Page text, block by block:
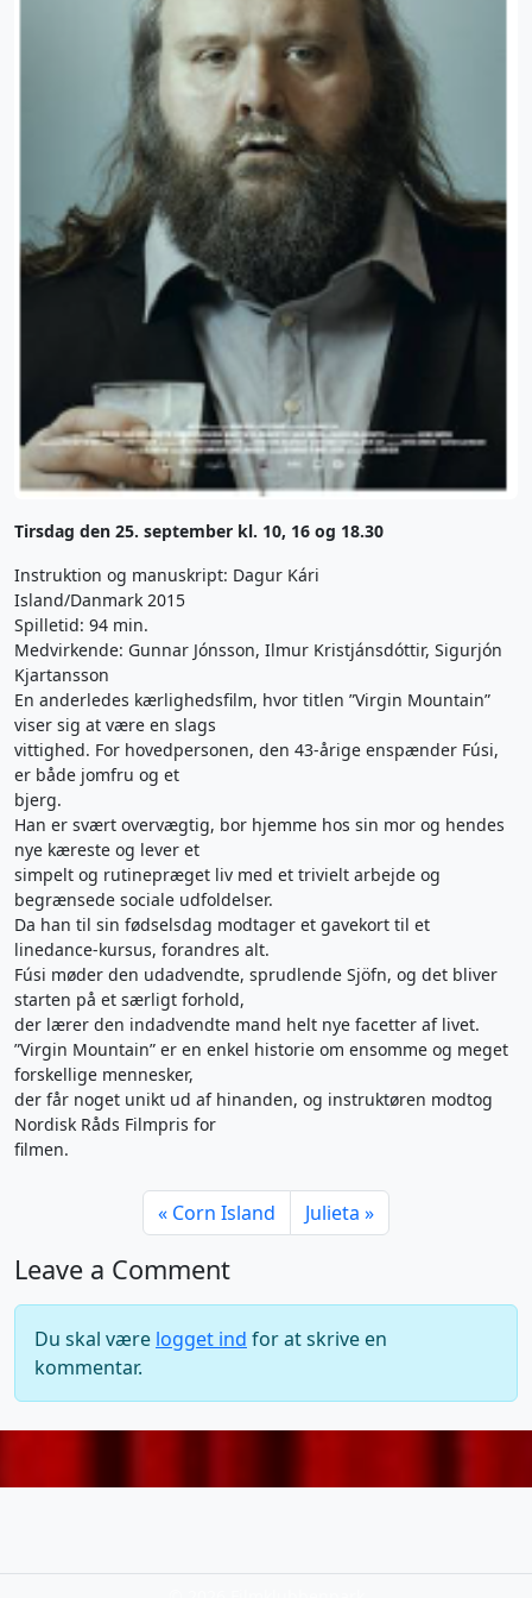
Tirsdag den 25. september kl. 10, 16 og 18.30
Instruktion og manuskript: Dagur Kári
Island/Danmark 2015
Spilletid: 94 min.
Medvirkende: Gunnar Jónsson, Ilmur Kristjánsdóttir, Sigurjón
Kjartansson
En anderledes kærlighedsfilm, hvor titlen ”Virgin Mountain”
viser sig at være en slags
vittighed. For hovedpersonen, den 43-årige enspænder Fúsi,
er både jomfru og et
bjerg.
Han er svært overvægtig, bor hjemme hos sin mor og hendes
nye kæreste og lever et
simpelt og rutinepræget liv med et trivielt arbejde og
begrænsede sociale udfoldelser.
Da han til sin fødselsdag modtager et gavekort til et
linedance-kursus, forandres alt.
Fúsi møder den udadvendte, sprudlende Sjöfn, og det bliver
starten på et særligt forhold,
der lærer den indadvendte mand helt nye facetter af livet.
”Virgin Mountain” er en enkel historie om ensomme og meget
forskellige mennesker,
der får noget unikt ud af hinanden, og instruktøren modtog
Nordisk Råds Filmpris for
filmen.
Corn Island Julieta
Leave a Comment
Du skal være logget ind for at skrive en
kommentar.